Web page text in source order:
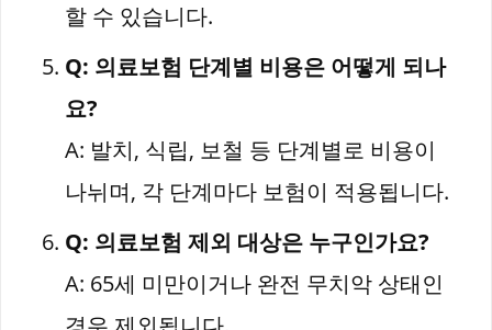
할 수 있습니다.
Q: 의료보험 단계별 비용은 어떻게 되나
요?
A: 발치, 식립, 보철 등 단계별로 비용이
나뉘며, 각 단계마다 보험이 적용됩니다.
Q: 의료보험 제외 대상은 누구인가요?
A: 65세 미만이거나 완전 무치악 상태인